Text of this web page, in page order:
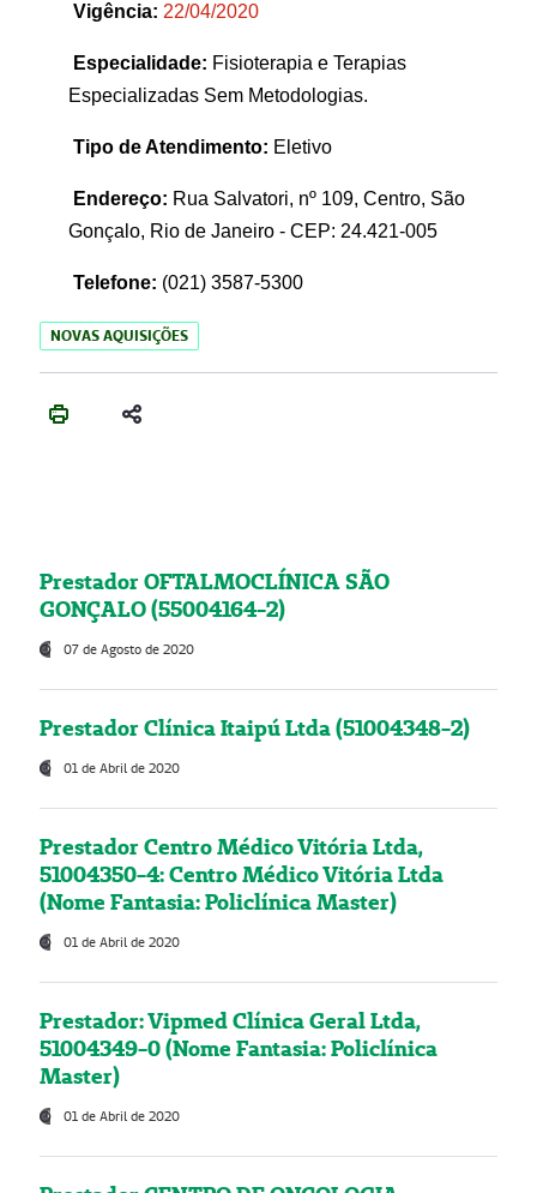
Vigência: 22/04/2020
Especialidade: Fisioterapia e Terapias
Especializadas Sem Metodologias.
Tipo de Atendimento: Eletivo
Endereço: Rua Salvatori, nº 109, Centro, São
Gonçalo, Rio de Janeiro - CEP: 24.421-005
Telefone: (021) 3587-5300
NOVAS AQUISIÇÕES
Prestador OFTALMOCLÍNICA SÃO
GONÇALO (55004164-2)
07 de Agosto de 2020
Prestador Clínica Itaipú Ltda (51004348-2)
01 de Abril de 2020
Prestador Centro Médico Vitória Ltda,
51004350-4: Centro Médico Vitória Ltda
(Nome Fantasia: Policlínica Master)
01 de Abril de 2020
Prestador: Vipmed Clínica Geral Ltda,
51004349-0 (Nome Fantasia: Policlínica
Master)
01 de Abril de 2020